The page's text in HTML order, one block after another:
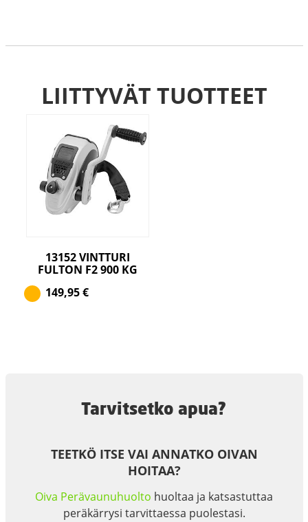
LIITTYVÄT TUOTTEET
13152 VINTTURI
FULTON F2 900 KG
149,95€
Tarvitsetko apua?
TEETKÖ ITSE VAI ANNATKO OIVAN
HOITAA?
Oiva Perävaunuhuolto huoltaa ja katsastuttaa
peräkärrysi tarvittaessa puolestasi.